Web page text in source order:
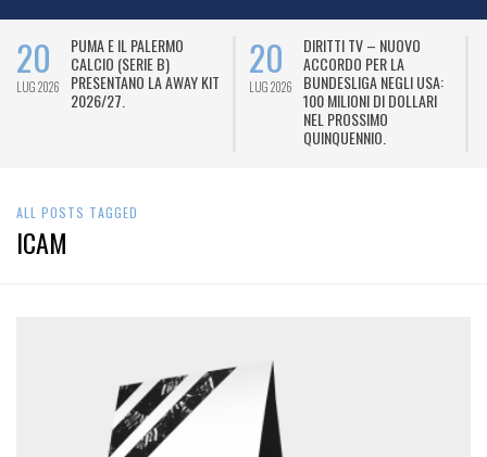
20
LUG 2026
PUMA E IL PALERMO
CALCIO (SERIE B)
PRESENTANO LA AWAY KIT
2026/27.
20
LUG 2026
DIRITTI TV – NUOVO
ACCORDO PER LA
BUNDESLIGA NEGLI USA:
100 MILIONI DI DOLLARI
NEL PROSSIMO
QUINQUENNIO.
ALL POSTS TAGGED
ICAM